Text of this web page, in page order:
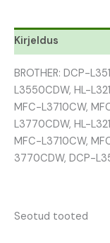
Kirjeldus
BROTHER: DCP-
L3550CDW, HL-
MFC-L3710CW,
L3770CDW, HL-
MFC-L3710CW,
3770CDW, DCP-
Seotud tooted